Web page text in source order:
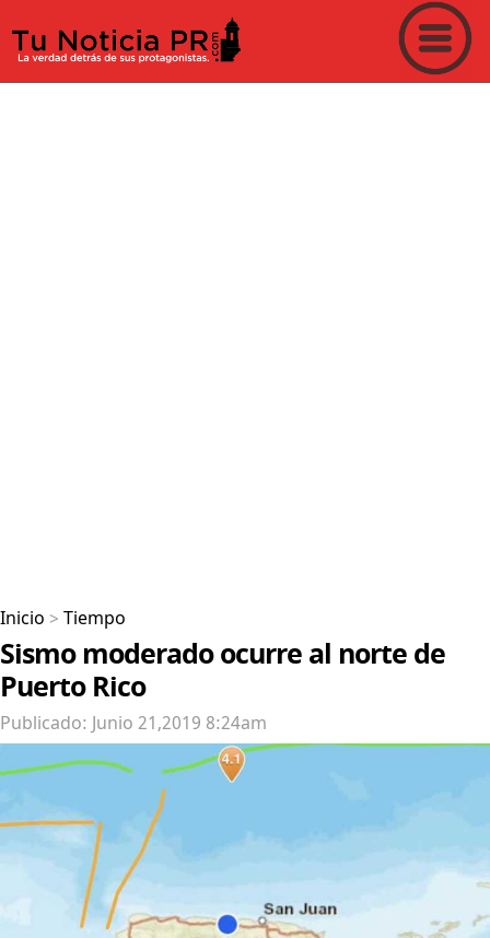
Inicio > Tiempo
Sismo moderado ocurre al norte de
Puerto Rico
Publicado: Junio 21,2019 8:24am